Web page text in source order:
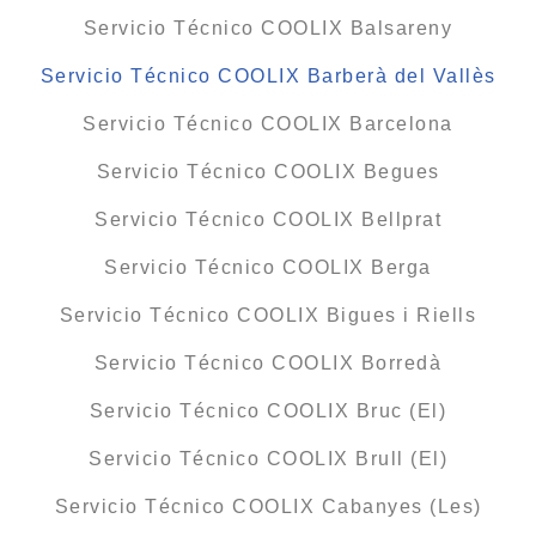
Servicio Técnico COOLIX Balsareny
Servicio Técnico COOLIX Barberà del Vallès
Servicio Técnico COOLIX Barcelona
Servicio Técnico COOLIX Begues
Servicio Técnico COOLIX Bellprat
Servicio Técnico COOLIX Berga
Servicio Técnico COOLIX Bigues i Riells
Servicio Técnico COOLIX Borredà
Servicio Técnico COOLIX Bruc (El)
Servicio Técnico COOLIX Brull (El)
Servicio Técnico COOLIX Cabanyes (Les)